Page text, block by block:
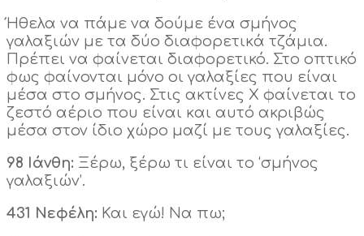
Ήθελα να πάμε να δούμε ένα σμήνος
γαλαξιών με τα δύο διαφορετικά τζάμια.
Πρέπει να φαίνεται διαφορετικό. Στο οπτικό
φως φαίνονται μόνο οι γαλαξίες που είναι
μέσα στο σμήνος. Στις ακτίνες Χ φαίνεται το
ζεστό αέριο που είναι και αυτό ακριβώς
μέσα στον ίδιο χώρο μαζί με τους γαλαξίες.
98 Ιάνθη: Ξέρω, ξέρω τι είναι το ‘σμήνος
γαλαξιών’.
431 Νεφέλη: Και εγώ! Να πω;